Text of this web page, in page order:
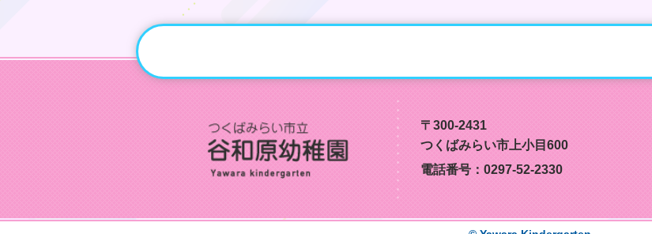
〒300-2431
つくばみらい市上小目600
電話番号： 0297-52-2330